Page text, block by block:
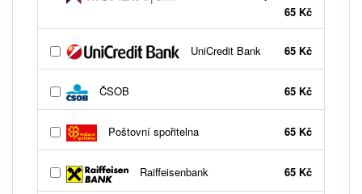
65 Kč
UniCredit Bank 65 Kč
ČSOB 65 Kč
Poštovní spořitelna 65 Kč
Raiffeisenbank 65 Kč